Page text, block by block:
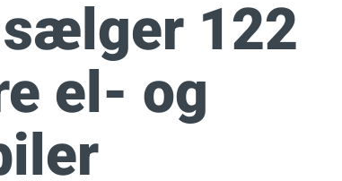
sælger 122
el- og